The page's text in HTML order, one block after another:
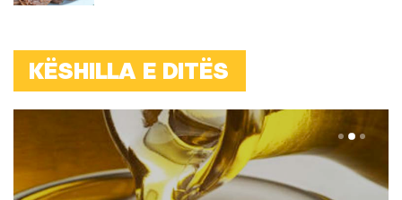
KËSHILLA E DITËS